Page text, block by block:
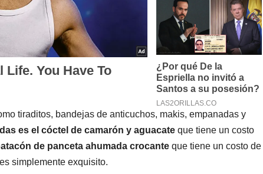
tiraditos, bandejas de anticuchos, makis, empanadas y
es el cóctel de camarón y aguacate que tiene un costo
de panceta ahumada crocante que tiene un costo de
simplemente exquisito.